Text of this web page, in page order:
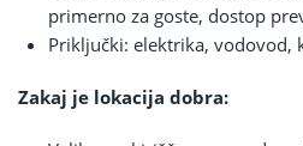
primerno za goste, dostop
Priključki: elektrika, vodovod,
Zakaj je lokacija dobra: